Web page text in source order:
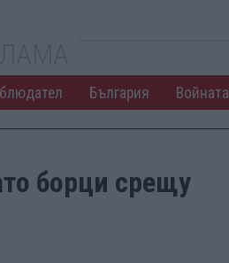
България Войната
борци срещу